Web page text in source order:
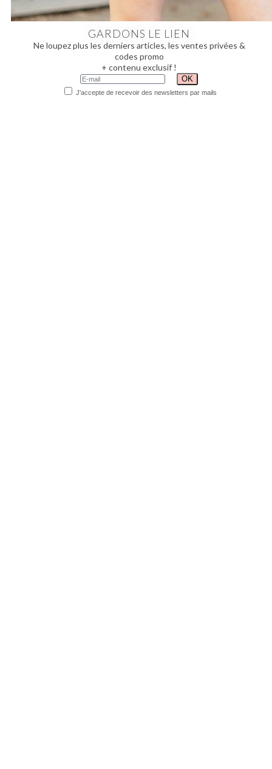
GARDONS LE LIEN
Ne loupez plus les derniers articles, les ventes privées &
codes promo
+ contenu exclusif !
J'accepte de recevoir des newsletters par mails